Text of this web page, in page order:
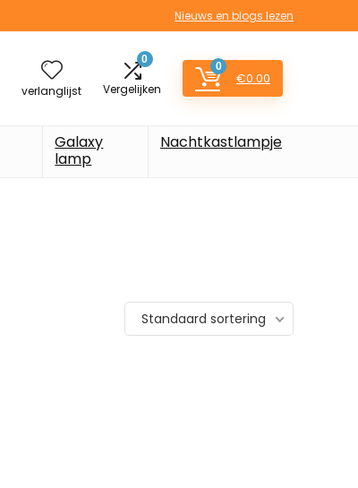
Nieuws en blogs lezen
verlanglijst
0
Vergelijken
0
€0.00
Galaxy
lamp
Nachtkastlampje
Standaard sortering